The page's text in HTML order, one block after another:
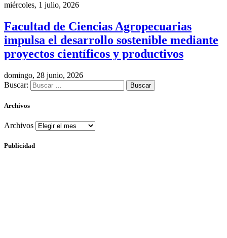
miércoles, 1 julio, 2026
Facultad de Ciencias Agropecuarias
impulsa el desarrollo sostenible mediante
proyectos científicos y productivos
domingo, 28 junio, 2026
Buscar:
Archivos
Archivos
Publicidad